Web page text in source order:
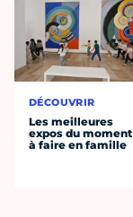
DÉCOUVRIR
Les meilleures
expos du moment
à faire en famille